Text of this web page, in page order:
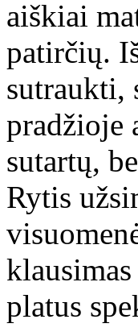
aiškiai
patirčių.
sutraukti,
pradžioje
sutartų,
Rytis
platus